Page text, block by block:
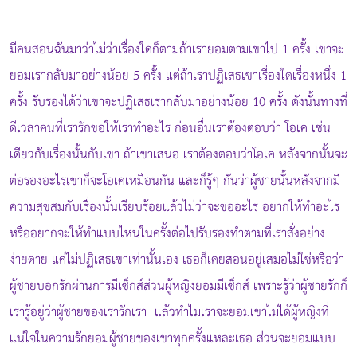
มีคนสอนฉันมาว่าไม่ว่าเรื่องใดก็ตามถ้าเรายอมตามเขาไป 1 ครั้ง เขาจะ
ยอมเรากลับมาอย่างน้อย 5 ครั้ง แต่ถ้าเราปฏิเสธเขาเรื่องใดเรื่องหนึ่ง 1
ครั้ง รับรองได้ว่าเขาจะปฏิเสธเรากลับมาอย่างน้อย 10 ครั้ง ดังนั้นทางที่
ดีเวลาคนที่เรารักขอให้เราทำอะไร ก่อนอื่นเราต้องตอบว่า โอเค เช่น
เดียวกับเรื่องนั้นกับเขา ถ้าเขาเสนอ เราต้องตอบว่าโอเค หลังจากนั้นจะ
ต่อรองอะไรเขาก็จะโอเคเหมือนกัน และก็รู้ๆ กันว่าผู้ชายนั้นหลังจากมี
ความสุขสมกับเรื่องนั้นเรียบร้อยแล้วไม่ว่าจะขออะไร อยากให้ทำอะไร
หรืออยากจะให้ทำแบบไหนในครั้งต่อไปรับรองทำตามที่เราสั่งอย่าง
ง่ายดาย แค่ไม่ปฏิเสธเขาเท่านั้นเอง เธอก็เคยสอนอยู่เสมอไม่ใช่หรือว่า
ผู้ชายบอกรักผ่านการมีเซ็กส์ส่วนผู้หญิงยอมมีเซ็กส์ เพราะรู้ว่าผู้ชายรักก็
เรารู้อยู่ว่าผู้ชายของเรารักเรา แล้วทำไมเราจะยอมเขาไม่ได้ผู้หญิงที่
แน่ใจในความรักยอมผู้ชายของเขาทุกครั้งแหละเธอ ส่วนจะยอมแบบ